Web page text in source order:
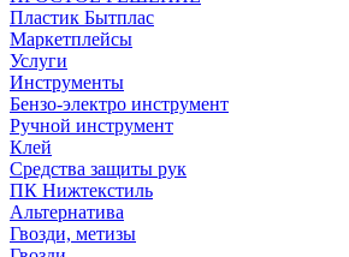
Пластик Бытплас
Маркетплейсы
Услуги
Инструменты
Бензо-электро инструмент
Ручной инструмент
Клей
Средства защиты рук
ПК Нижтекстиль
Альтернатива
Гвозди, метизы